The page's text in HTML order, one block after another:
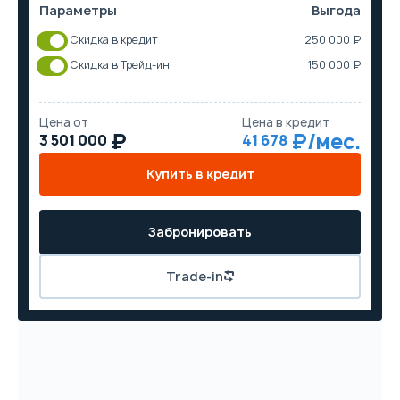
Параметры Выгода
Скидка в кредит
250 000 ₽
Скидка в Трейд-ин
150 000 ₽
Цена от
3 501 000
Цена в кредит
41 678
Купить в кредит
Trade-in
Забронировать